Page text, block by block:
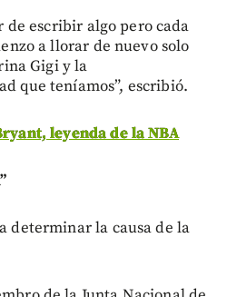
de escribir algo pero cada
a llorar de nuevo solo
Gigi y la
que teníamos”, escribió.
leyenda de la NBA
determinar la causa de la